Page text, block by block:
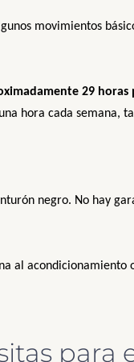
movimientos
29
hora cada semana,
negro. No hay
al
para